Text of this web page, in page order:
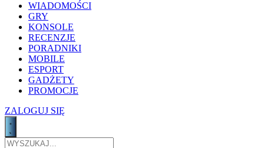
WIADOMOŚCI
GRY
KONSOLE
RECENZJE
PORADNIKI
MOBILE
ESPORT
GADŻETY
PROMOCJE
ZALOGUJ SIĘ